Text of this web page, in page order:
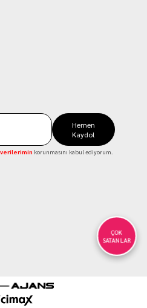
Hemen
Kaydol
korunmasını kabul ediyorum.
ÇOK
SATANLAR